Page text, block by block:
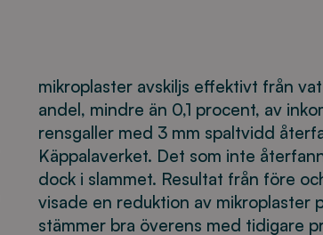
mikroplaster avskiljs effektivt från
andel, mindre än 0,1 procent, av
rensgaller med 3 mm spaltvidd
Käppalaverket. Det som inte
dock i slammet. Resultat från före
visade en reduktion av mikroplaster
stämmer bra överens med tidigare